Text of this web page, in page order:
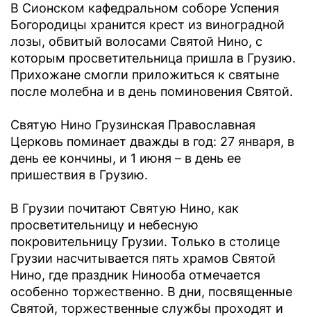
В Сионском кафедральном соборе Успения
Богородицы хранится крест из виноградной
лозы, обвитый волосами Святой Нино, с
которым просветительница пришла в Грузию.
Прихожане смогли приложиться к святыне
после молебна и в день поминовения Святой.
Святую Нино Грузинская Православная
Церковь поминает дважды в год: 27 января, в
день ее кончины, и 1 июня – в день ее
пришествия в Грузию.
В Грузии почитают Святую Нино, как
просветительницу и небесную
покровительницу Грузии. Только в столице
Грузии насчитывается пять храмов Святой
Нино, где праздник Нинооба отмечается
особенно торжественно. В дни, посвященные
Святой, торжественные службы проходят и